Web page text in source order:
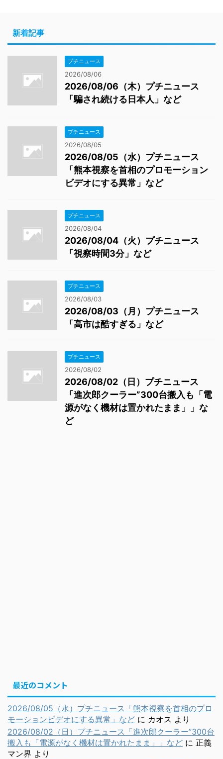
新着記事
プチニュース
2026/08/06
2026/08/06（木）プチニュース
「騙され続ける日本人」など
プチニュース
2026/08/05
2026/08/05（水）プチニュース
「熊本視察を首相のプロモーション
ビデオにする異常」など
プチニュース
2026/08/04
2026/08/04（火）プチニュース
「視察時間3分」など
プチニュース
2026/08/03
2026/08/03（月）プチニュース
「高市は酷すぎる」など
プチニュース
2026/08/02
2026/08/02（日）プチニュース
「進次郎クーラー”300台搬入も「電
源がなく機材は置かれたまま」」な
ど
最近のコメント
2026/08/05（水）プチニュース「熊本視察を首相のプロ
モーションビデオにする異常」など に カオス より
2026/08/02（日）プチニュース「進次郎クーラー”300台
搬入も「電源がなく機材は置かれたまま」」など に 正義
マン界 より